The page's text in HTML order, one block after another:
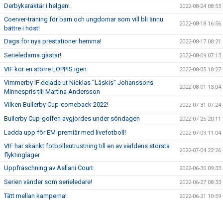
Derbykaraktär i helgen! 2022-08-24 08:53
Coerver-träning för barn och ungdomar som vill bli ännu
bättre i höst!
2022-08-18 16:56
Dags för nya prestationer hemma! 2022-08-17 08:21
Serieledarna gästar! 2022-08-09 07:13
VIF kör en större LOPPIS igen 2022-08-05 18:27
Vimmerby IF delade ut Nicklas ”Läskis” Johanssons
Minnespris till Martina Andersson
2022-08-01 13:04
Vilken Bullerby Cup-comeback 2022! 2022-07-31 07:24
Bullerby Cup-golfen avgjordes under söndagen 2022-07-25 20:11
Ladda upp för EM-premiär med livefotboll! 2022-07-09 11:04
VIF har skänkt fotbollsutrustning till en av världens största
flyktingläger
2022-07-04 22:26
Uppfräschning av Asllani Court 2022-06-30 09:33
Serien vänder som serieledare! 2022-06-27 08:33
Tätt mellan kamperna! 2022-06-21 10:59